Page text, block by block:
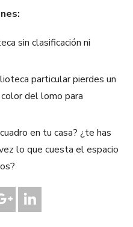
sin clasificación ni
particular pierdes un
del lomo para
en tu casa? ¿te has
lo que cuesta el espacio